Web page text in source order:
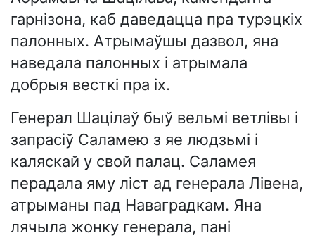
гарнізона, каб даведацца пра турэцкіх
палонных. Атрымаўшы дазвол, яна
наведала палонных і атрымала
добрыя весткі пра іх.
Генерал Шацілаў быў вельмі ветлівы і
запрасіў Саламею з яе людзьмі і
каляскай у свой палац. Саламея
перадала яму ліст ад генерала Лівена,
атрыманы пад Наваградкам. Яна
лячыла жонку генерала, пані